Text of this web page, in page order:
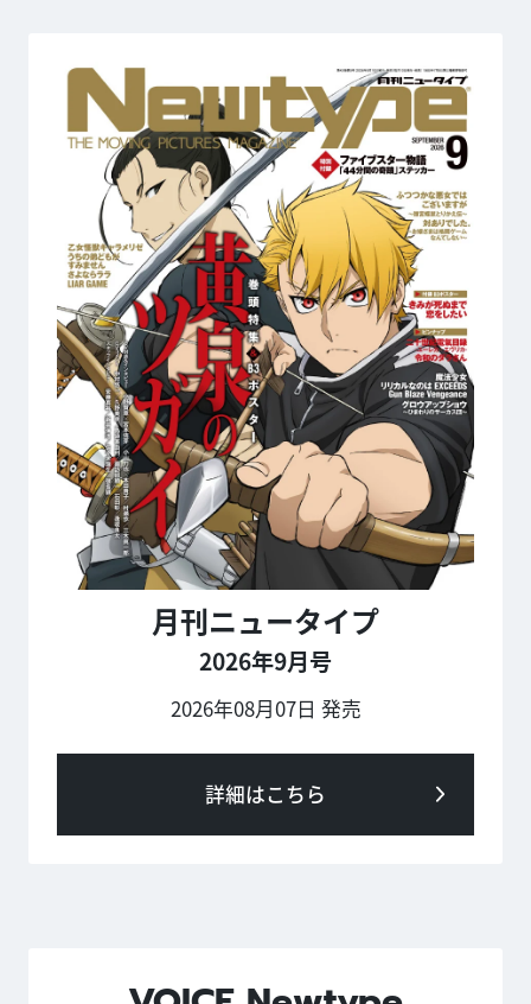
月刊ニュータイプ
2026年9月号
2026年08月07日 発売
詳細はこちら